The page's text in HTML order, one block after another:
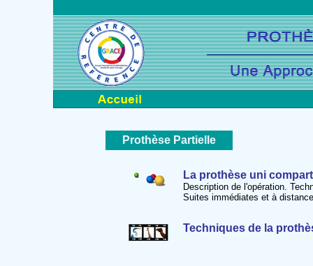
Prothèse Partielle
La prothèse uni
Description de l'opération.
Suites immédiates et à
Techniques de la